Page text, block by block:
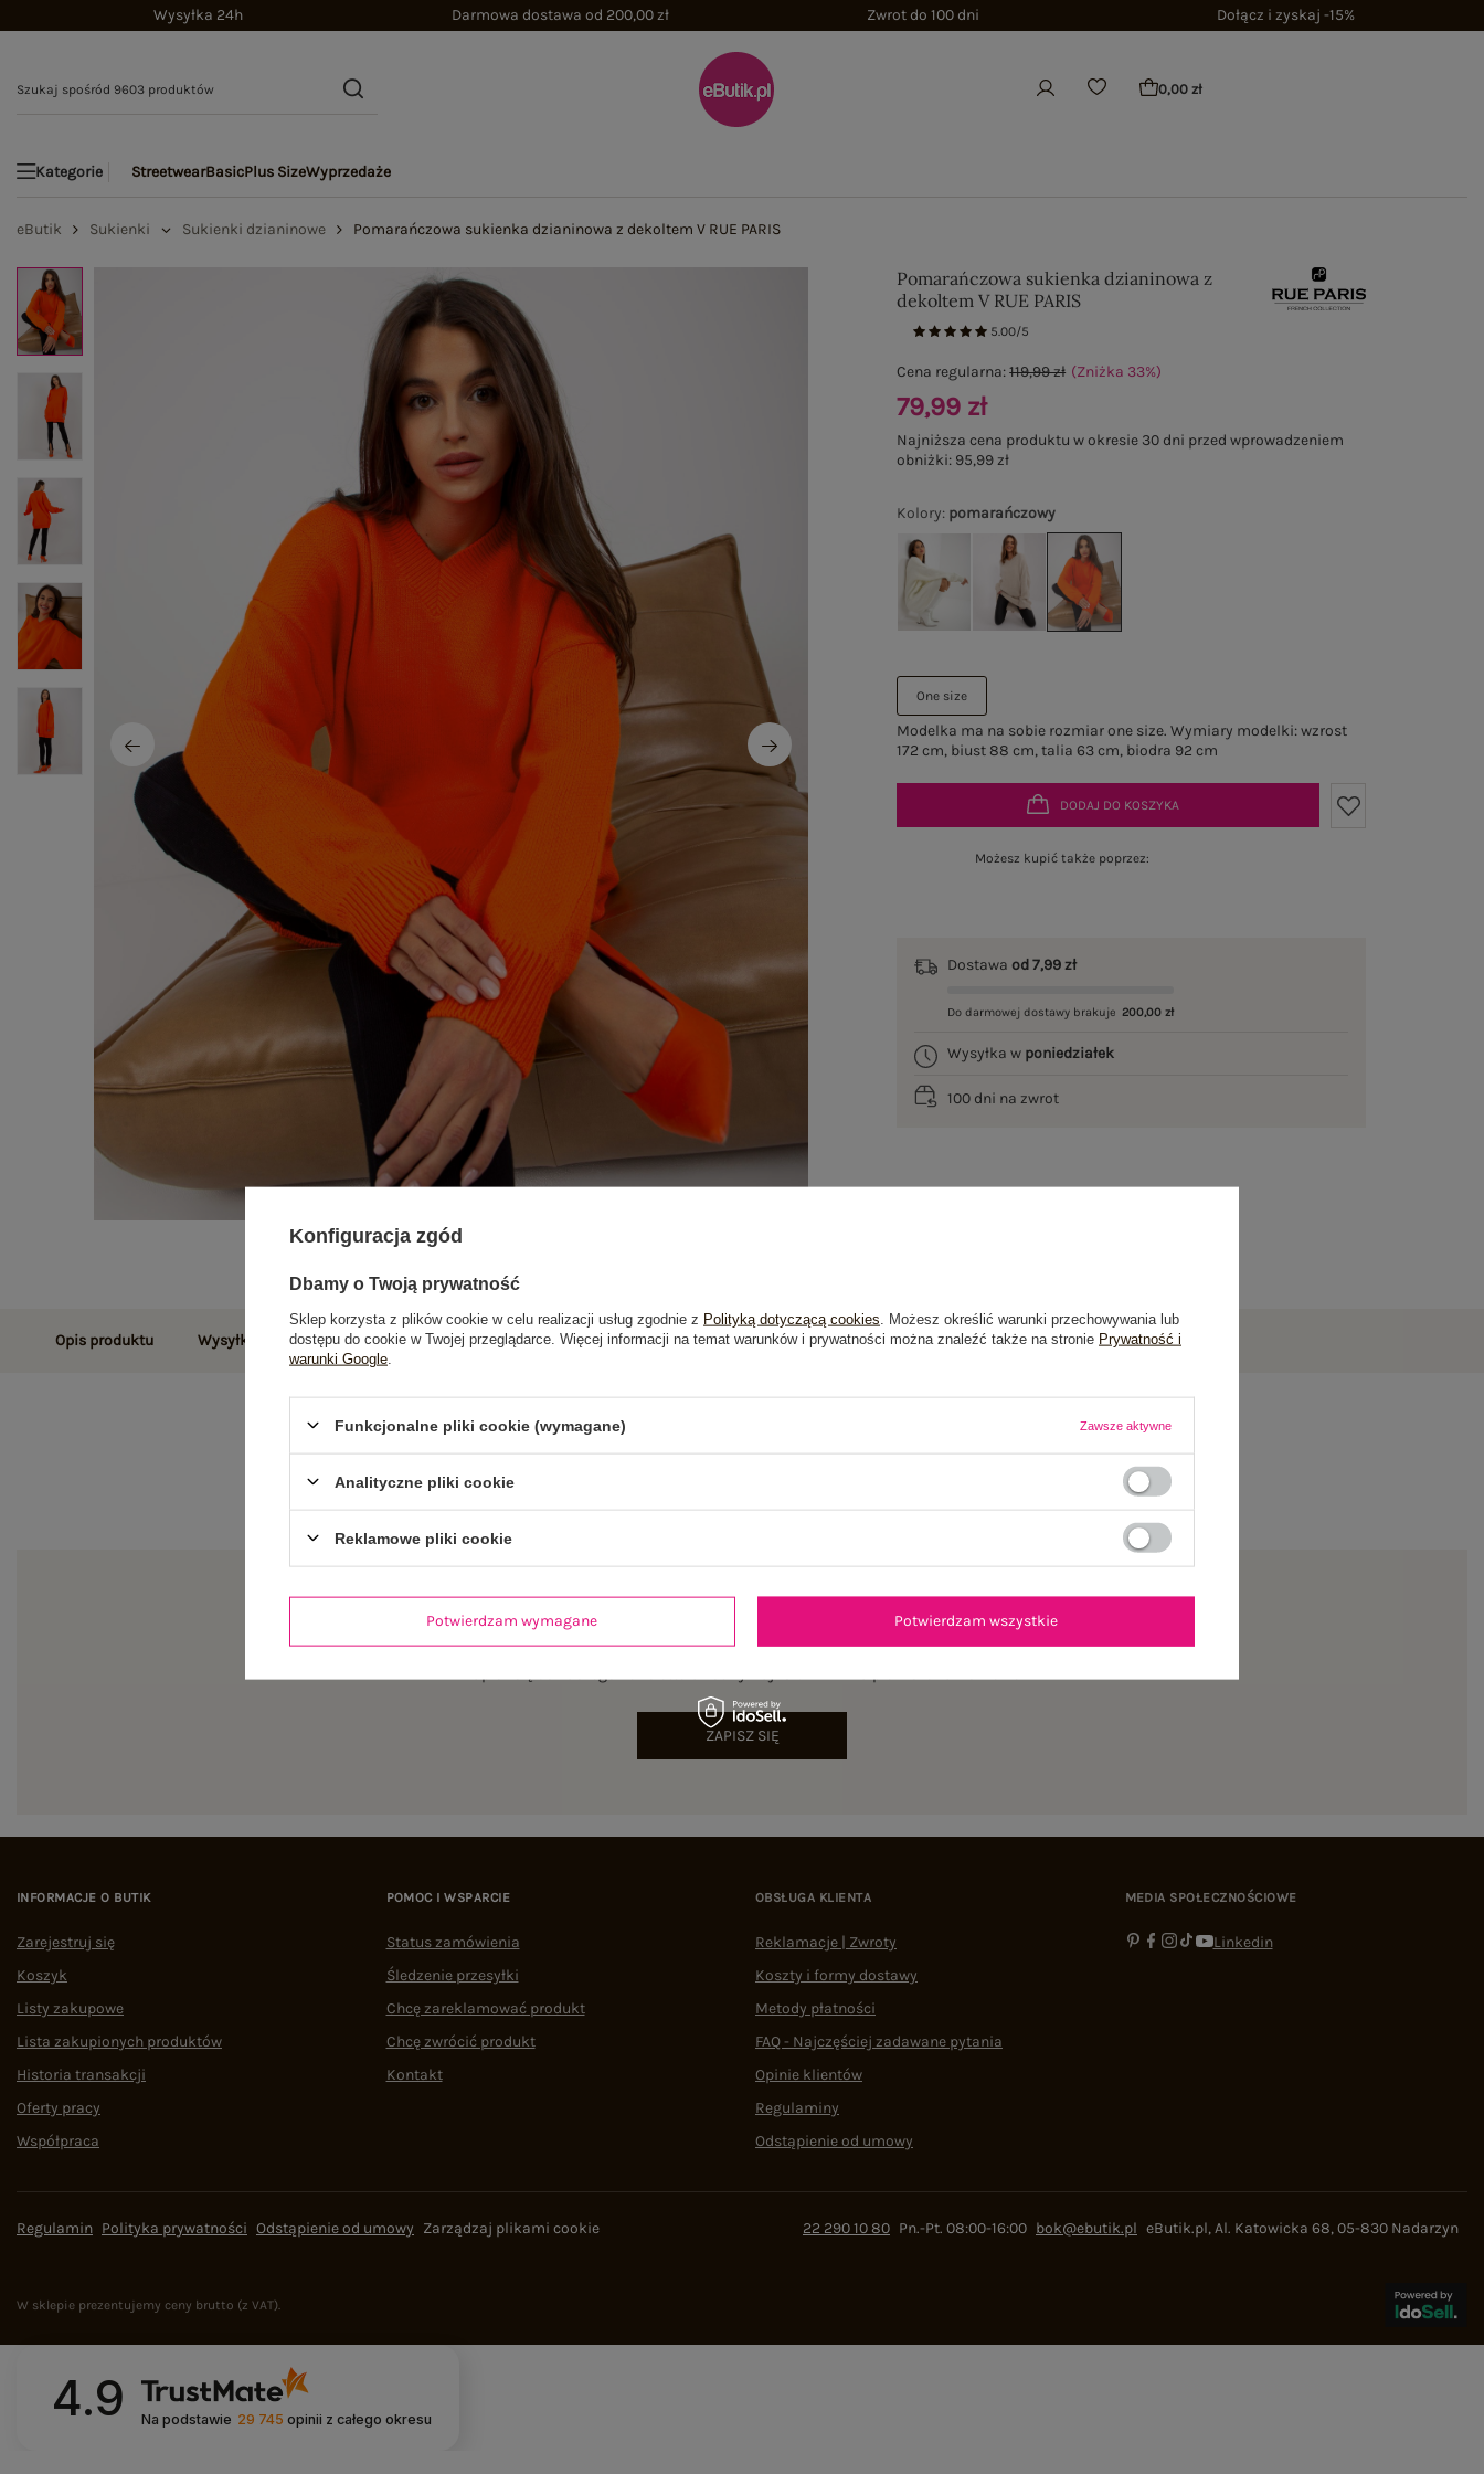
Wysyłka 24h Darmowa dostawa od 200,00 zł Zwrot do 100 dni Dołącz i zyskaj -15%
0,00 zł
Kategorie StreetwearBasicPlus SizeWyprzedaże
eButik Sukienki Sukienki dzianinowe Pomarańczowa sukienka dzianinowa z dekoltem V RUE PARIS
Pomarańczowa sukienka dzianinowa z
dekoltem V RUE PARIS
5.00/5
Kolory: pomarańczowy
One size
Modelka ma na sobie rozmiar one size. Wymiary modelki: wzrost
172 cm, biust 88 cm, talia 63 cm, biodra 92 cm
Cena regularna:119,99 zł (Zniżka 33%)
79,99 zł
Najniższa cena produktu w okresie 30 dni przed wprowadzeniem
obniżki: 95,99 zł
DODAJ DO KOSZYKA
Możesz kupić także poprzez:
Dostawaod 7,99 zł
Do darmowej dostawy brakuje 200,00 zł
Wysyłka w poniedziałek
100 dni na zwrot
Opis produktu Wysyłka i dostawa Zwroty i reklamacje Opinie o produkcie(1)
ZAPISZ SIĘ
INFORMACJE O BUTIK
Zarejestruj się
Koszyk
Listy zakupowe
Lista zakupionych produktów
Historia transakcji
Oferty pracy
Współpraca
POMOC I WSPARCIE
Status zamówienia
Śledzenie przesyłki
Chcę zareklamować produkt
Chcę zwrócić produkt
Kontakt
OBSŁUGA KLIENTA
Reklamacje | Zwroty
Koszty i formy dostawy
Metody płatności
FAQ - Najczęściej zadawane pytania
Opinie klientów
Regulaminy
Odstąpienie od umowy
MEDIA SPOŁECZNOŚCIOWE
Linkedin
Regulamin Polityka prywatności Odstąpienie od umowy Zarządzaj plikami cookie 22 290 10 80 Pn.-Pt. 08:00-16:00 bok@ebutik.pl eButik.pl,Al. Katowicka 68,05-830 Nadarzyn
W sklepie prezentujemy ceny brutto (z VAT).
4.9 Na podstawie 29 745 opinii z całego okresu
Konfiguracja zgód
Dbamy o Twoją prywatność
Sklep korzysta z plików cookie w celu realizacji usług zgodnie z Polityką dotyczącą cookies . Możesz określić warunki przechowywania lub
dostępu do cookie w Twojej przeglądarce. Więcej informacji na temat warunków i prywatności można znaleźć także na stronie Prywatność i
warunki Google
Funkcjonalne pliki cookie (wymagane) Zawsze aktywne
Analityczne pliki cookie
Reklamowe pliki cookie
Potwierdzam wymagane Potwierdzam wszystkie